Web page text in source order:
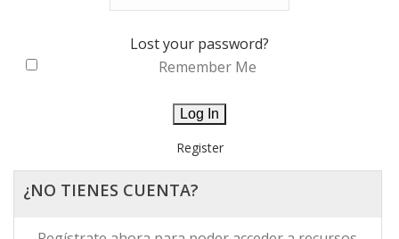
Lost your password?
Remember Me
Register
¿NO TIENES CUENTA?